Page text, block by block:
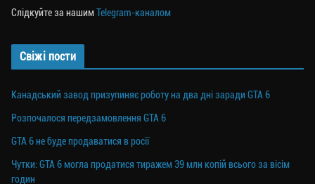
Слідкуйте за нашимTelegram-каналом
Свіжі пости
Канадський завод призупиняє роботу на два дні заради GTA 6
Розпочалося передзамовлення GTA 6
GTA 6 не буде продаватися в росії
Чутки: GTA 6 могла продатися тиражем 39 млн копій всього за вісім
годин